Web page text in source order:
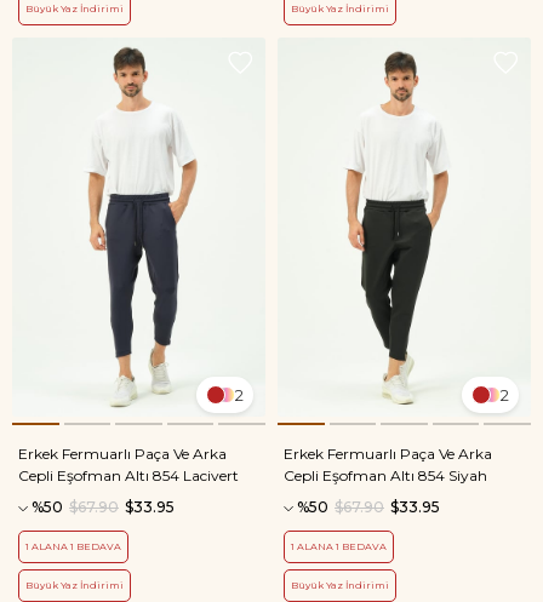
Büyük Yaz İndirimi Büyük Yaz İndirimi
2
Erkek Fermuarlı Paça Ve Arka
Cepli Eşofman Altı 854 Lacivert
%50
$33.95
$67.90
1 ALANA 1 BEDAVA
Büyük Yaz İndirimi
2
Erkek Fermuarlı Paça Ve Arka
Cepli Eşofman Altı 854 Siyah
%50
$33.95
$67.90
1 ALANA 1 BEDAVA
Büyük Yaz İndirimi